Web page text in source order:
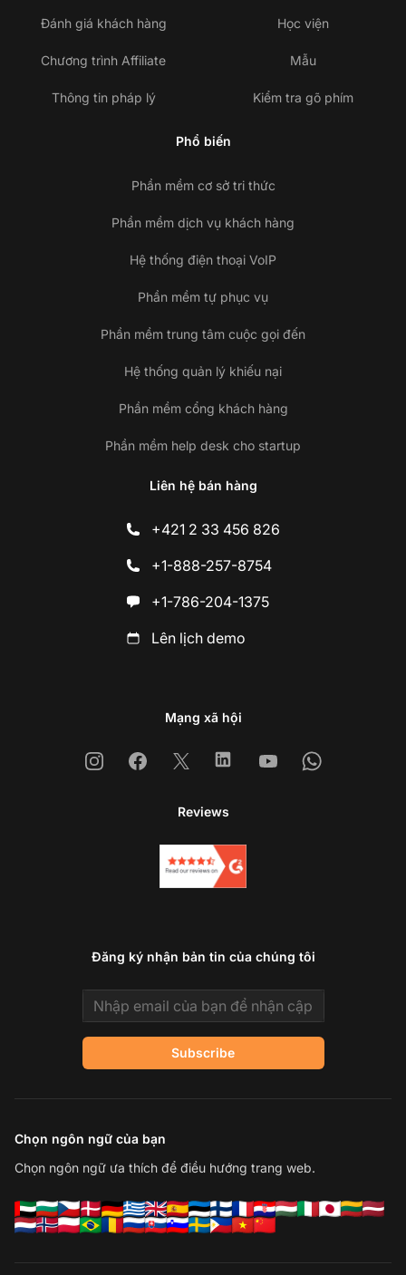
Đánh giá khách hàng
Chương trình Affiliate
Thông tin pháp lý
Học viện
Mẫu
Kiểm tra gõ phím
Phổ biến
Phần mềm cơ sở tri thức
Phần mềm dịch vụ khách hàng
Hệ thống điện thoại VoIP
Phần mềm tự phục vụ
Phần mềm trung tâm cuộc gọi đến
Hệ thống quản lý khiếu nại
Phần mềm cổng khách hàng
Phần mềm help desk cho startup
Liên hệ bán hàng
+421 2 33 456 826
+1-888-257-8754
+1-786-204-1375
Lên lịch demo
Mạng xã hội
InstagramFacebook
X LinkedinYoutubeWhatsapp
Reviews
Đăng ký nhận bản tin của chúng tôi
Email address
Subscribe
Chọn ngôn ngữ của bạn
Chọn ngôn ngữ ưa thích để điều hướng trang web.